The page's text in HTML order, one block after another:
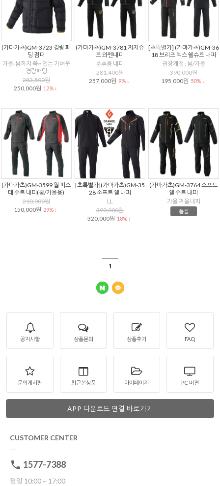
(가마가츠)GM-3723 경량 패
딩 점퍼
가을-봄까지 쭉~ 입는 가벼운
경량패딩
283,500원
250,000원 12% ↓
(가마가츠)GM-3781 저지슈
트 와펜내피
춘추용 내피
281,400원
257,000원 9% ↓
[초특별가] (가마가츠)GM-36
18 브리즈 텍스 쉘슈트 내피
권장계절 : 봄/가을
390,000원
195,000원 50% ↓
(가마가츠)GM-3599 웜 피스
테 슈트 내피(봄/가을용)
210,000원
150,000원 29% ↓
[초특별가](가마가츠)GM-35
28 소프트 쉘 내피
LL
390,000원
320,000원 18% ↓
(가마가츠)GM-3764 소프트
쉘 슈트 내피
가을 겨울내피
품절
1
공지사항 상품문의 상품후기 FAQ
문의게시판 최근본상품 마이페이지 PC 버젼
APP 다운로드 연결 바로가기
CUSTOMER CENTER
1577-7388
평일 10:00 ~ 17:00